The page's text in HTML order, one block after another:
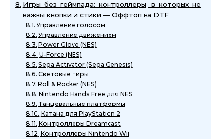
Игры без геймпада: контроллеры, в которых не
важны кнопки и стики — Оффтоп на DTF
Управление голосом
Управление движением
Power Glove (NES)
U-Force (NES)
Sega Activator (Sega Genesis)
Световые тиры
Roll & Rocker (NES)
Nintendo Hands Free для NES
Танцевальные платформы
Катана для PlayStation 2
Контроллеры Dreamcast
Контроллеры Nintendo Wii